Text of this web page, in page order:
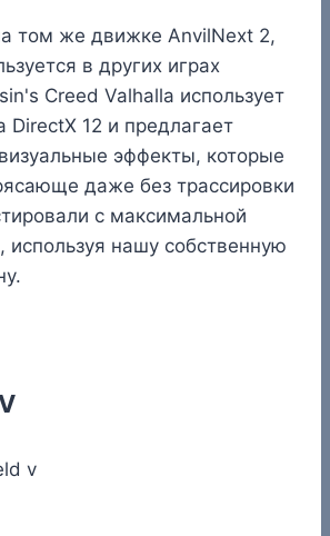
том же движке AnvilNext 2,
в других играх
Creed Valhalla использует
DirectX 12 и предлагает
эффекты, которые
даже без трассировки
с максимальной
используя нашу собственную